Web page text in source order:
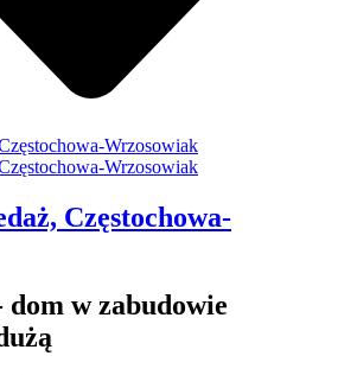
Częstochowa-
w zabudowie